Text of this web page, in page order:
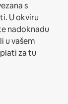
s
U okviru
nadoknadu
u vašem
za tu